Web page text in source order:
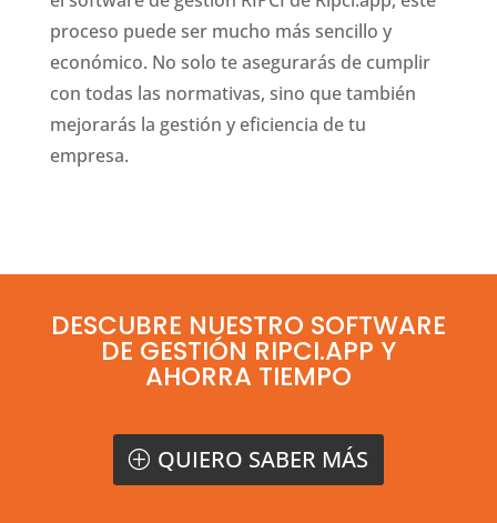
proceso puede ser mucho más sencillo y
económico. No solo te asegurarás de cumplir
con todas las normativas, sino que también
mejorarás la gestión y eficiencia de tu
empresa.
DESCUBRE NUESTRO SOFTWARE
DE GESTIÓN RIPCI.APP Y
AHORRA TIEMPO
QUIERO SABER MÁS